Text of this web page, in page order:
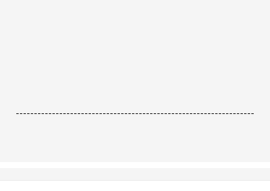
------------------------------------------------------------------